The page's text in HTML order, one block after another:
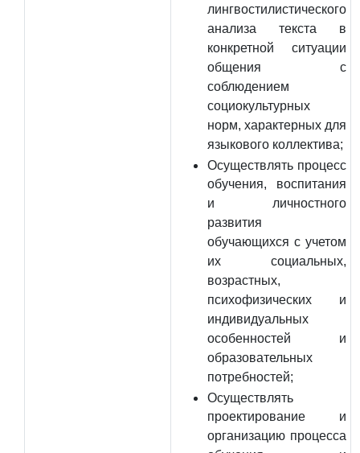
лингвостилистического
анализа текста в
конкретной ситуации
общения с
соблюдением
социокультурных
норм, характерных для
языкового коллектива;
Осуществлять процесс
обучения, воспитания
и личностного
развития
обучающихся с учетом
их социальных,
возрастных,
психофизических и
индивидуальных
особенностей и
образовательных
потребностей;
Осуществлять
проектирование и
организацию процесса